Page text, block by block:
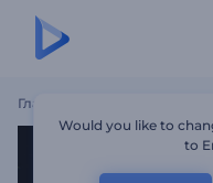
Главная
Would you like to
to